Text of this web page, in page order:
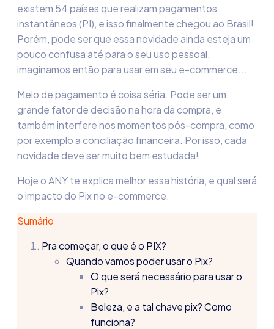
existem 54 países que realizam pagamentos
instantâneos (PI), e isso finalmente chegou ao Brasil!
Porém, pode ser que essa novidade ainda esteja um
pouco confusa até para o seu uso pessoal,
imaginamos então para usar em seu e-commerce...
Meio de pagamento é coisa séria. Pode ser um
grande fator de decisão na hora da compra, e
também interfere nos momentos pós-compra, como
por exemplo a conciliação financeira. Por isso, cada
novidade deve ser muito bem estudada!
Hoje o ANY te explica melhor essa história, e qual será
o impacto do Pix no e-commerce.
Sumário
Pra começar, o que é o PIX?
Quando vamos poder usar o Pix?
O que será necessário para usar o
Pix?
Beleza, e a tal chave pix? Como
funciona?